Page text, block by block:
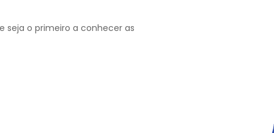
seja o primeiro a conhecer as